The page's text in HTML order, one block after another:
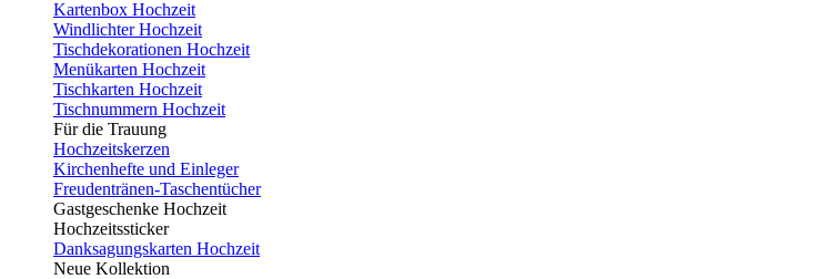
Kartenbox Hochzeit
Windlichter Hochzeit
Tischdekorationen Hochzeit
Menükarten Hochzeit
Tischkarten Hochzeit
Tischnummern Hochzeit
Für die Trauung
Hochzeitskerzen
Kirchenhefte und Einleger
Freudentränen-Taschentücher
Gastgeschenke Hochzeit
Hochzeitssticker
Danksagungskarten Hochzeit
Neue Kollektion